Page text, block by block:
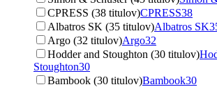
CPRESS (38 titulov)CPRESS38
Albatros SK (35 titulov)Albatros SK
Argo (32 titulov)Argo32
Hodder and Stoughton (30 titulov)
Stoughton30
Bambook (30 titulov)Bambook30